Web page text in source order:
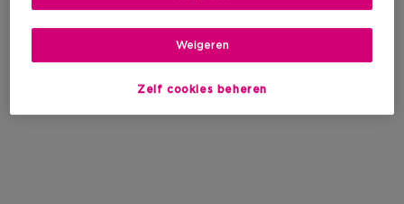
Zelf cookies beheren
Weigeren